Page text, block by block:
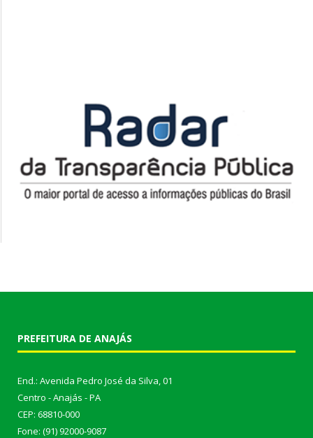
PREFEITURA DE ANAJÁS
End.: Avenida Pedro José da Silva, 01
Centro - Anajás - PA
CEP: 68810-000
Fone: (91) 92000-9087